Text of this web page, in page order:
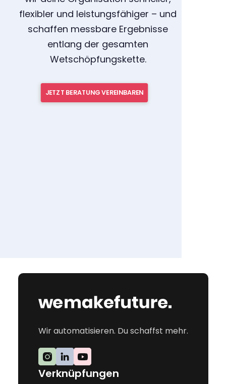
flexibler und leistungsfähiger – und
schaffen messbare Ergebnisse
entlang der gesamten
Wetschöpfungskette.
JETZT BERATUNG VEREINBAREN
Wir automatisieren. Du schaffst mehr.
Verknüpfungen